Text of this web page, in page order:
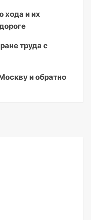
хода и их
труда с
и обратно